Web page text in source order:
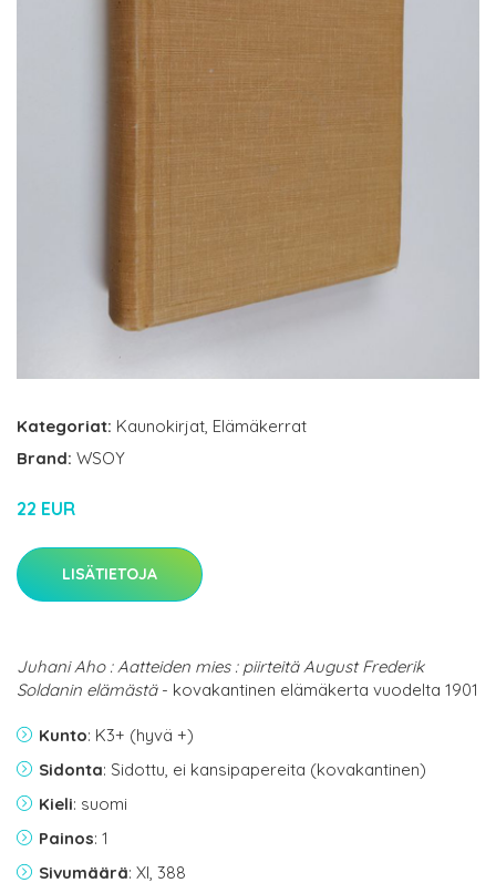
Kategoriat: Kaunokirjat, Elämäkerrat
Brand: WSOY
22 EUR
LISÄTIETOJA
Juhani Aho : Aatteiden mies : piirteitä August Frederik
Soldanin elämästä- kovakantinen elämäkerta vuodelta 1901
Kunto: K3+ (hyvä +)
Sidonta: Sidottu, ei kansipapereita (kovakantinen)
Kieli: suomi
Painos: 1
Sivumäärä: XI, 388